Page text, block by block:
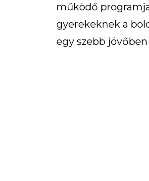
működő
gyerekeknek a
egy szebb